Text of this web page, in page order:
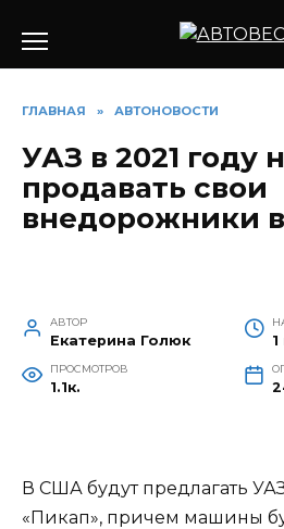
содержанию
ГЛАВНАЯ » АВТОНОВОСТИ
УАЗ в 2021 году
продавать свои
внедорожники
АВТОР
Екатерина Голюк
ПРОСМОТРОВ
1.1к.
В США будут предлагать
«Пикап», причем машины